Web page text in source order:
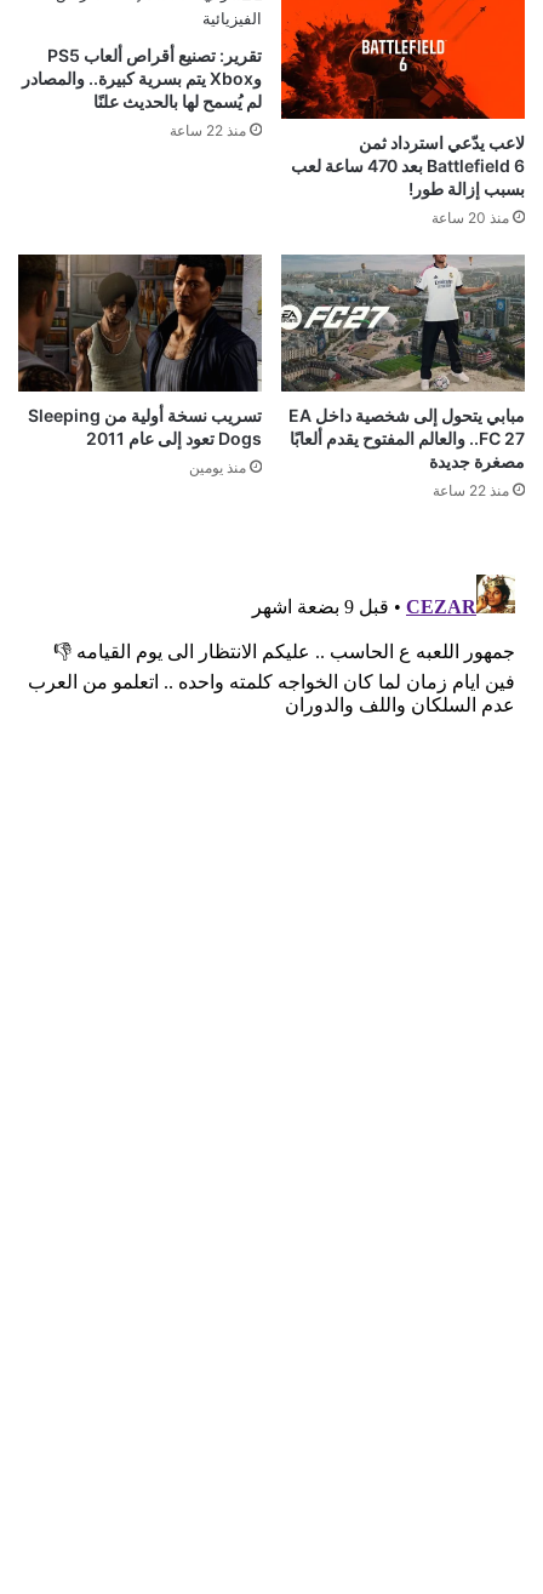
لاعب يدّعي استرداد ثمن
Battlefield 6 بعد 470 ساعة لعب
بسبب إزالة طور!
منذ 20 ساعة
تقرير: تصنيع أقراص ألعاب PS5
وXbox يتم بسرية كبيرة.. والمصادر
لم يُسمح لها بالحديث علنًا
منذ 22 ساعة
مبابي يتحول إلى شخصية داخل EA
FC 27.. والعالم المفتوح يقدم ألعابًا
مصغرة جديدة
منذ 22 ساعة
تسريب نسخة أولية من Sleeping
Dogs تعود إلى عام 2011
منذ يومين